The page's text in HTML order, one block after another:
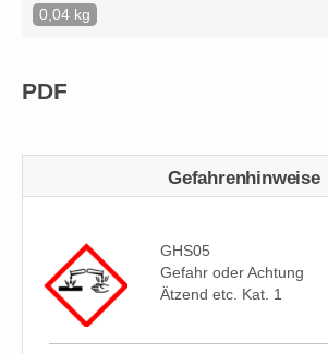
0,04 kg
PDF
Gefahrenhinweise
GHS05
Gefahr oder Achtung
Ätzend etc. Kat. 1